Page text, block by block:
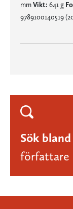
mmVikt: 641 g
9789100140519
Sök
författare